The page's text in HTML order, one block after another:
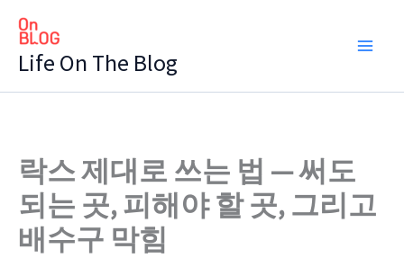
로
Life On The Blog
락스 제대로 쓰는 법 — 써도
되는 곳, 피해야 할 곳, 그리고
배수구 막힘